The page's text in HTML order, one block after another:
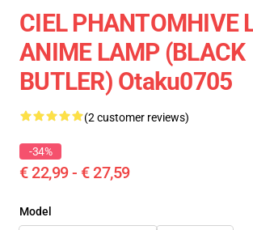
CIEL PHANTOMHIVE
ANIME LAMP (BLACK
BUTLER) Otaku0705
(2 customer reviews)
-34%
€ 22,99 - € 27,59
Model